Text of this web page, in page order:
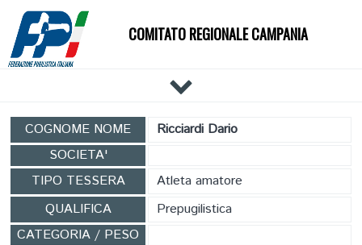
COMITATO REGIONALE CAMPANIA
IL COMITATO
NEWS
PALESTRE
COGNOME NOME
Ricciardi Dario
SOCIETA'
TIPO TESSERA
Atleta amatore
QUALIFICA
Prepugilistica
CATEGORIA / PESO